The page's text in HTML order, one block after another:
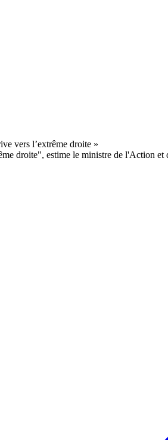
droite", estime le ministre de l'Action